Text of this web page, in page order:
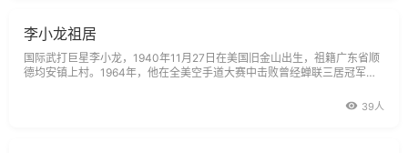
李小龙祖居
国际武打巨星李小龙，1940年11月27日在美国旧金山出生，祖籍广东省顺
德均安镇上村。1964年，他在全美空手道大赛中击败曾经蝉联三居冠军的
代后期，李小龙回香港发展电影事业，其成名作是《唐山大兄》，其后相继
39人